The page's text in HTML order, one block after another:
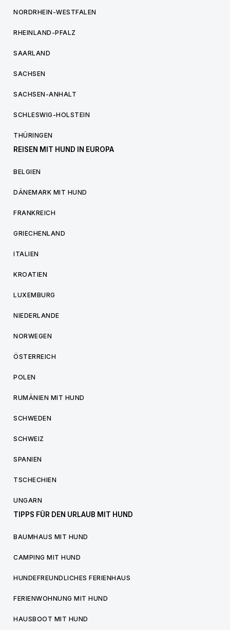
NORDRHEIN-WESTFALEN
RHEINLAND-PFALZ
SAARLAND
SACHSEN
SACHSEN-ANHALT
SCHLESWIG-HOLSTEIN
THÜRINGEN
REISEN MIT HUND IN EUROPA
BELGIEN
DÄNEMARK MIT HUND
FRANKREICH
GRIECHENLAND
ITALIEN
KROATIEN
LUXEMBURG
NIEDERLANDE
NORWEGEN
ÖSTERREICH
POLEN
RUMÄNIEN MIT HUND
SCHWEDEN
SCHWEIZ
SPANIEN
TSCHECHIEN
UNGARN
TIPPS FÜR DEN URLAUB MIT HUND
BAUMHAUS MIT HUND
CAMPING MIT HUND
HUNDEFREUNDLICHES FERIENHAUS
FERIENWOHNUNG MIT HUND
HAUSBOOT MIT HUND